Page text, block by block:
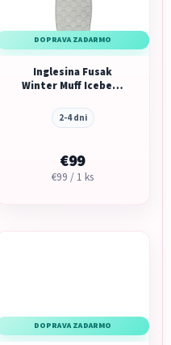
DOPRAVA ZADARMO
Inglesina Fusak
Winter Muff Iceberg
kombinovaný/
športový kočík
2-4 dni
€99
Jednotková
€99 / 1 ks
DOPRAVA ZADARMO